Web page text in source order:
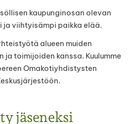
kaupunginosan olevan
ja viihtyisämpi paikka elää.
alueen muiden
ja toimijoiden kanssa. Kuulumme
Omakotiyhdistysten
jäseneksi